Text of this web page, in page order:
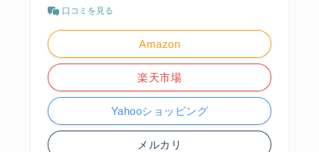
口コミを見る
Amazon
楽天市場
Yahooショッピング
メルカリ